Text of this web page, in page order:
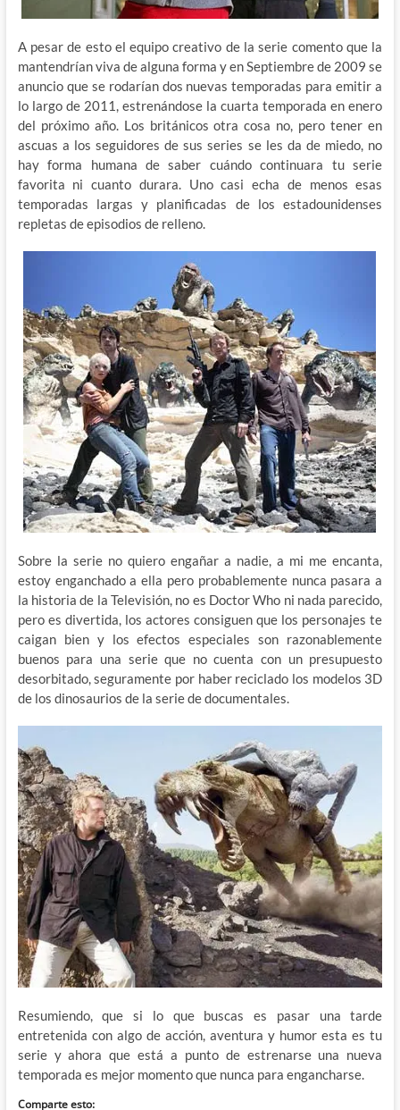
A pesar de esto el equipo creativo de la serie comento que la
mantendrían viva de alguna forma y en Septiembre de 2009 se
anuncio que se rodarían dos nuevas temporadas para emitir a
lo largo de 2011, estrenándose la cuarta temporada en enero
del próximo año. Los británicos otra cosa no, pero tener en
ascuas a los seguidores de sus series se les da de miedo, no
hay forma humana de saber cuándo continuara tu serie
favorita ni cuanto durara. Uno casi echa de menos esas
temporadas largas y planificadas de los estadounidenses
repletas de episodios de relleno.
Sobre la serie no quiero engañar a nadie, a mi me encanta,
estoy enganchado a ella pero probablemente nunca pasara a
la historia de la Televisión, no es Doctor Who ni nada parecido,
pero es divertida, los actores consiguen que los personajes te
caigan bien y los efectos especiales son razonablemente
buenos para una serie que no cuenta con un presupuesto
desorbitado, seguramente por haber reciclado los modelos 3D
de los dinosaurios de la serie de documentales.
Resumiendo, que si lo que buscas es pasar una tarde
entretenida con algo de acción, aventura y humor esta es tu
serie y ahora que está a punto de estrenarse una nueva
temporada es mejor momento que nunca para engancharse.
Comparte esto: